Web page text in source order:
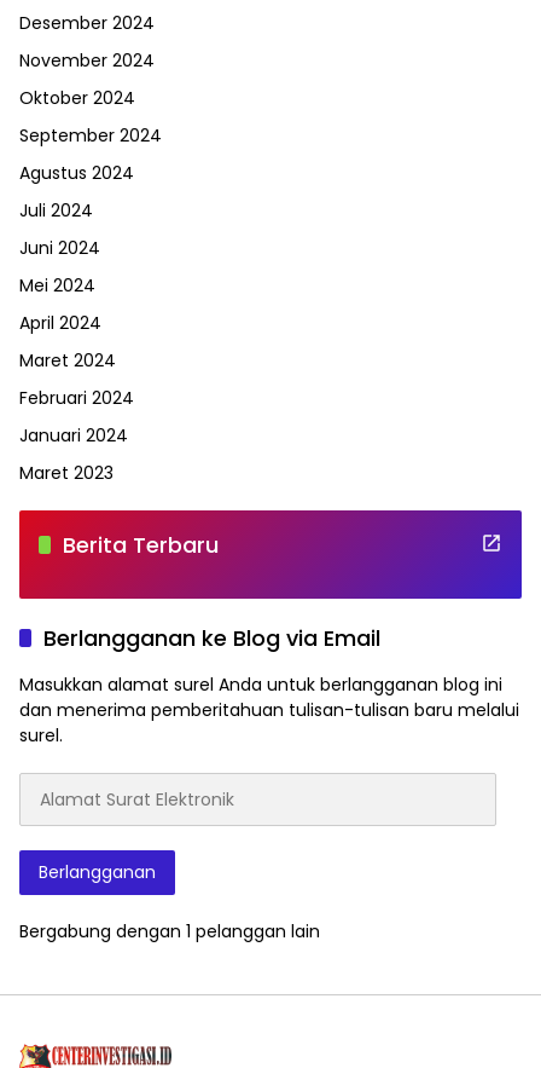
Desember 2024
November 2024
Oktober 2024
September 2024
Agustus 2024
Juli 2024
Juni 2024
Mei 2024
April 2024
Maret 2024
Februari 2024
Januari 2024
Maret 2023
Berita Terbaru
Berlangganan ke Blog via Email
Masukkan alamat surel Anda untuk berlangganan blog ini
dan menerima pemberitahuan tulisan-tulisan baru melalui
surel.
Surat
Berlangganan
Bergabung dengan 1 pelanggan lain